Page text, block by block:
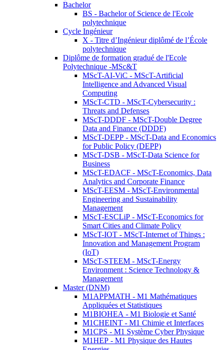
Bachelor
BS - Bachelor of Science de l'Ecole
polytechnique
Cycle Ingénieur
X - Titre d’Ingénieur diplômé de l’École
polytechnique
Diplôme de formation gradué de l'Ecole
Polytechnique -MSc&T
MScT-AI-ViC - MScT-Artificial
Intelligence and Advanced Visual
Computing
MScT-CTD - MScT-Cybersecurity :
Threats and Defenses
MScT-DDDF - MScT-Double Degree
Data and Finance (DDDF)
MScT-DEPP - MScT-Data and Economics
for Public Policy (DEPP)
MScT-DSB - MScT-Data Science for
Business
MScT-EDACF - MScT-Economics, Data
Analytics and Corporate Finance
MScT-EESM - MScT-Environmental
Engineering and Sustainability
Management
MScT-ESCLiP - MScT-Economics for
Smart Cities and Climate Policy
MScT-IOT - MScT-Internet of Things :
Innovation and Management Program
(IoT)
MScT-STEEM - MScT-Energy
Environment : Science Technology &
Management
Master (DNM)
M1APPMATH - M1 Mathématiques
Appliquées et Statistiques
M1BIOHEA - M1 Biologie et Santé
M1CHEINT - M1 Chimie et Interfaces
M1CPS - M1 Système Cyber Physique
M1HEP - M1 Physique des Hautes